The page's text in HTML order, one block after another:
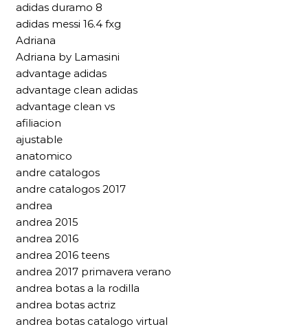
adidas duramo 8
adidas messi 16.4 fxg
Adriana
Adriana by Lamasini
advantage adidas
advantage clean adidas
advantage clean vs
afiliacion
ajustable
anatomico
andre catalogos
andre catalogos 2017
andrea
andrea 2015
andrea 2016
andrea 2016 teens
andrea 2017 primavera verano
andrea botas a la rodilla
andrea botas actriz
andrea botas catalogo virtual